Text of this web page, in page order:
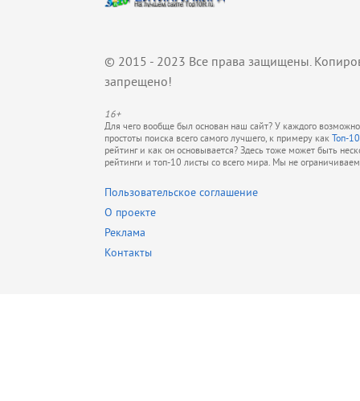
© 2015 - 2023 Все права защищены.
запрещено!
16+
Для чего вообще был основан наш сайт? У каждого
простоты поиска всего самого лучшего, к примеру как Топ-
рейтинг и как он основывается? Здесь тоже может быть
рейтинги и топ-10 листы со всего мира. Мы не
Пользовательское соглашение
О проекте
Реклама
Контакты